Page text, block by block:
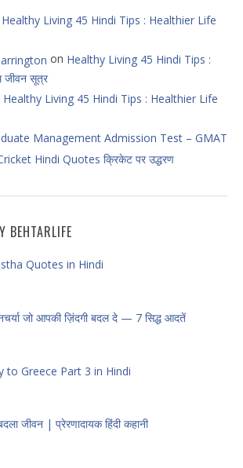
Healthy Living 45 Hindi Tips : Healthier Life
on Healthy Living 45 Hindi Tips :
सूत्र
Healthy Living 45 Hindi Tips : Healthier Life
Management Admission Test – GMAT
Hindi Quotes क्रिकेट पर उद्धरण
BEHTARLIFE
Quotes in Hindi
जो आपकी ज़िंदगी बदल दे — 7 सिद्ध आदतें
to Greece Part 3 in Hindi
जीवन | प्रेरणादायक हिंदी कहानी